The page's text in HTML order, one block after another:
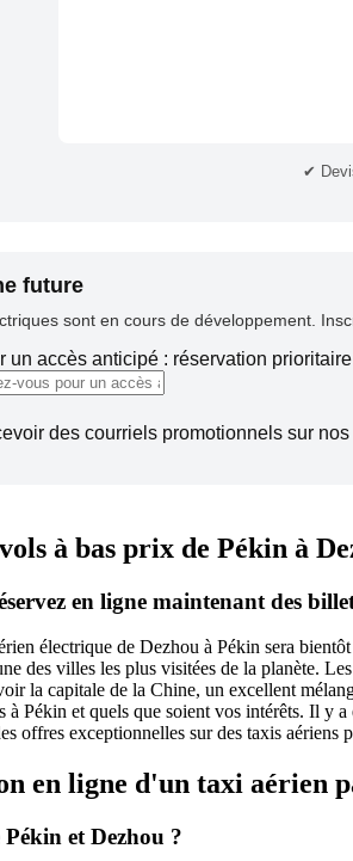
✔
future
sont en cours de développement.
un accès anticipé : réservation
des courriels promotionnels sur
à bas prix de Pékin à
en ligne maintenant des
électrique de Dezhou à Pékin sera
des villes les plus visitées de la planète.
la capitale de la Chine, un excellent
à Pékin et quels que soient vos intérêts. Il y
offres exceptionnelles sur des taxis aériens
en ligne d'un taxi aérien
et Dezhou ?